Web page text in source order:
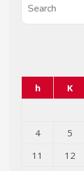
h
K
4
5
11
12